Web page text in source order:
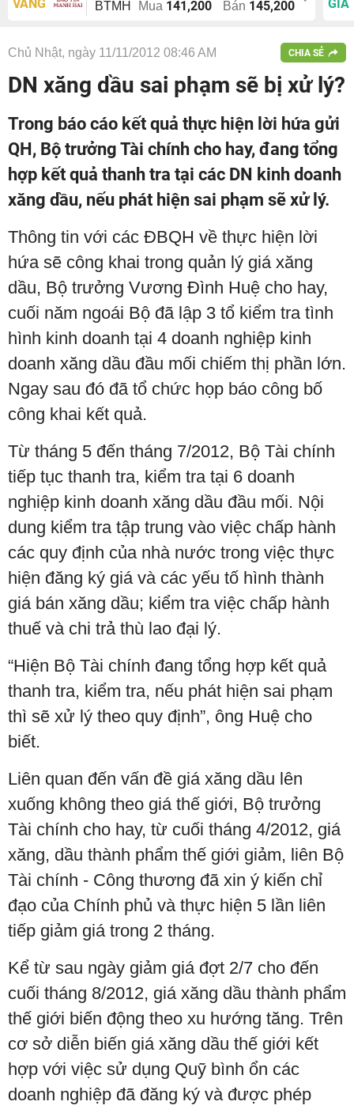
VÀNG
BTMH Mua 141,200 Bán 145,200
GIÁ
Chủ Nhật, ngày 11/11/2012 08:46 AM CHIA SẺ
DN xăng dầu sai phạm sẽ bị xử lý?
Trong báo cáo kết quả thực hiện lời hứa gửi
QH, Bộ trưởng Tài chính cho hay, đang tổng
hợp kết quả thanh tra tại các DN kinh doanh
xăng dầu, nếu phát hiện sai phạm sẽ xử lý.
Thông tin với các ĐBQH về thực hiện lời
hứa sẽ công khai trong quản lý giá xăng
dầu, Bộ trưởng Vương Đình Huệ cho hay,
cuối năm ngoái Bộ đã lập 3 tổ kiểm tra tình
hình kinh doanh tại 4 doanh nghiệp kinh
doanh xăng dầu đầu mối chiếm thị phần lớn.
Ngay sau đó đã tổ chức họp báo công bố
công khai kết quả.
Từ tháng 5 đến tháng 7/2012, Bộ Tài chính
tiếp tục thanh tra, kiểm tra tại 6 doanh
nghiệp kinh doanh xăng dầu đầu mối. Nội
dung kiểm tra tập trung vào việc chấp hành
các quy định của nhà nước trong việc thực
hiện đăng ký giá và các yếu tố hình thành
giá bán xăng dầu; kiểm tra việc chấp hành
thuế và chi trả thù lao đại lý.
“Hiện Bộ Tài chính đang tổng hợp kết quả
thanh tra, kiểm tra, nếu phát hiện sai phạm
thì sẽ xử lý theo quy định”, ông Huệ cho
biết.
Liên quan đến vấn đề giá xăng dầu lên
xuống không theo giá thế giới, Bộ trưởng
Tài chính cho hay, từ cuối tháng 4/2012, giá
xăng, dầu thành phẩm thế giới giảm, liên Bộ
Tài chính - Công thương đã xin ý kiến chỉ
đạo của Chính phủ và thực hiện 5 lần liên
tiếp giảm giá trong 2 tháng.
Kể từ sau ngày giảm giá đợt 2/7 cho đến
cuối tháng 8/2012, giá xăng dầu thành phẩm
thế giới biến động theo xu hướng tăng. Trên
cơ sở diễn biến giá xăng dầu thế giới kết
hợp với việc sử dụng Quỹ bình ổn các
doanh nghiệp đã đăng ký và được phép